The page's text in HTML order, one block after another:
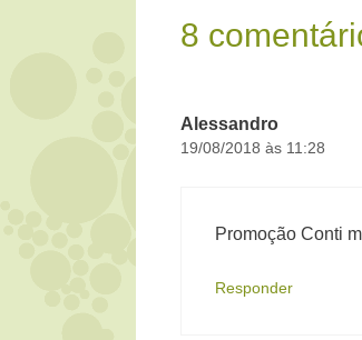
8
Alessandro
19/08/2018 às 11:28
Promoção Conti
Responder